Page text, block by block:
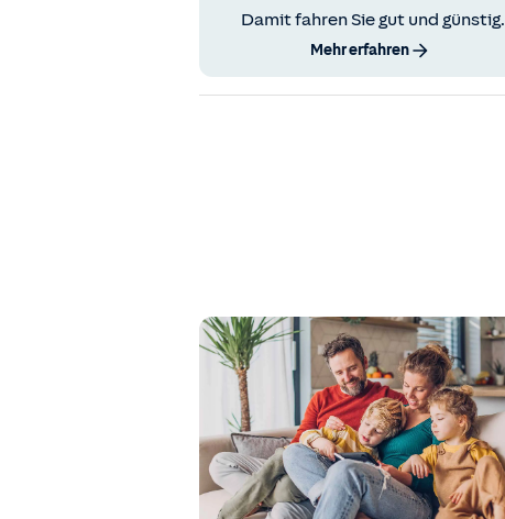
Damit fahren Sie gut und günstig.
Mehr erfahren